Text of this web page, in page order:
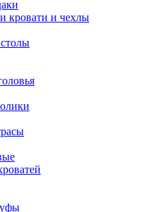
кровати и чехлы